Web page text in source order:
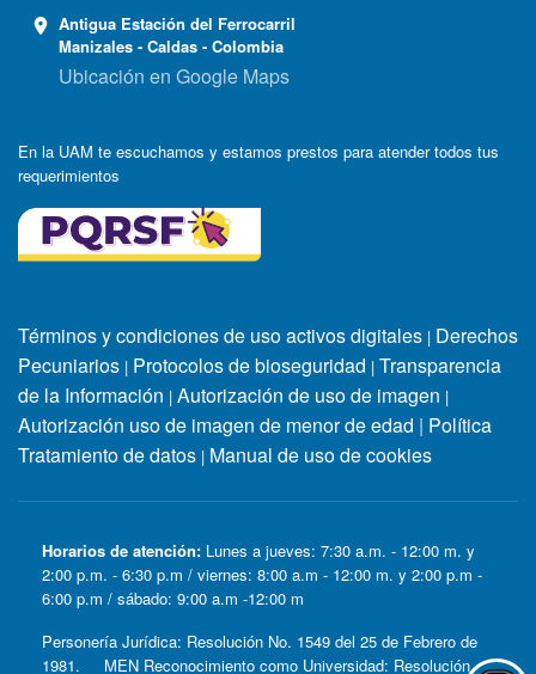
Antigua Estación del Ferrocarril
Manizales - Caldas - Colombia
Ubicación en Google Maps
En la UAM te escuchamos y estamos prestos para atender todos tus
requerimientos
Términos y condiciones de uso activos digitales | Derechos
Pecuniarios | Protocolos de bioseguridad | Transparencia
de la Información | Autorización de uso de imagen |
Autorización uso de imagen de menor de edad | Política
Tratamiento de datos | Manual de uso de cookies
Horarios de atención: Lunes a jueves: 7:30 a.m. - 12:00 m. y
2:00 p.m. - 6:30 p.m / viernes: 8:00 a.m - 12:00 m. y 2:00 p.m -
6:00 p.m / sábado: 9:00 a.m -12:00 m
Personería Jurídica: Resolución No. 1549 del 25 de Febrero de
1981. MEN Reconocimiento como Universidad: Resolución